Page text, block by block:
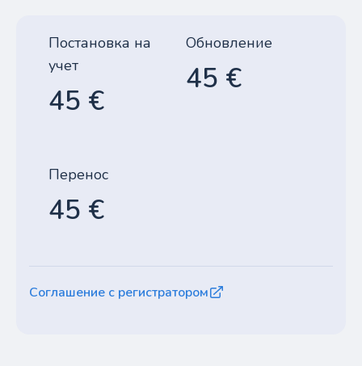
Постановка на
учет
45 €
Обновление
45 €
Перенос
45 €
Соглашение с регистратором